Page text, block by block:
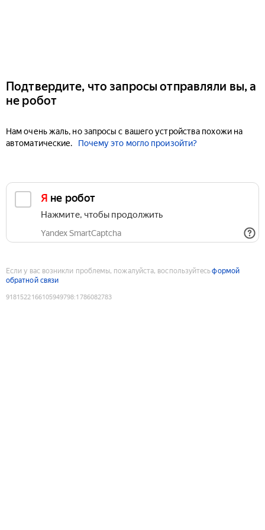
Подтвердите, что запросы отправляли вы, а
не робот
Нам очень жаль, но запросы с вашего устройства похожи на
автоматические.
Почему это могло произойти?
Я не робот
Нажмите, чтобы продолжить
Yandex SmartCaptcha
Если у вас возникли проблемы, пожалуйста, воспользуйтесьформой
обратной связи
9181522166105949798:1786082783